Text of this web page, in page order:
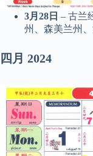
3月28日 – 古兰
州、森美兰州
四月 2024